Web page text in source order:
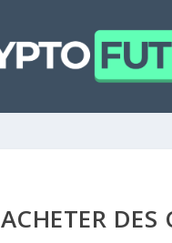
ACHETER